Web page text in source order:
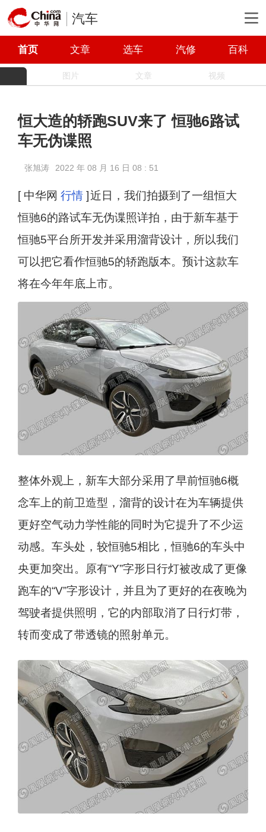
汽车
首页 文章 选车 汽修 百科
图片 文章 视频
恒大造的轿跑SUV来了 恒驰6路试
车无伪谍照
张旭涛 2022 年 08 月 16 日 08 : 51
[ 中华网 行情] 近日，我们拍摄到了一组恒大
恒驰6的路试车无伪谍照详拍，由于新车基于
恒驰5平台所开发并采用溜背设计，所以我们
可以把它看作恒驰5的轿跑版本。预计这款车
将在今年年底上市。
整体外观上，新车大部分采用了早前恒驰6概
念车上的前卫造型，溜背的设计在为车辆提供
更好空气动力学性能的同时为它提升了不少运
动感。车头处，较恒驰5相比，恒驰6的车头中
央更加突出。原有“Y”字形日行灯被改成了更像
跑车的“V”字形设计，并且为了更好的在夜晚为
驾驶者提供照明，它的内部取消了日行灯带，
转而变成了带透镜的照射单元。